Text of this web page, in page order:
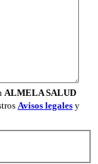
ALMELA SALUD
Avisos legales y